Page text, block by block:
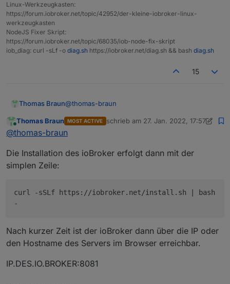
ssh sowie der Zeitzone (über die jeweilige
Hauptstadt gewählt).
individueller username sind vorgesehen. Dabei
sollte man sich jeweils auf Kleinbuchstaben und
Ziffern beschränken und keine Sonderzeichen
verwendet werden sollte 'root' oder 'iobroker'
RaspiConnect würde ich nicht verwenden,
Linux-Werkzeugkasten:
https://forum.iobroker.net/topic/42952/der-kleine-iobroker-linux-
werkzeugkasten
NodeJS Fixer Skript:
https://forum.iobroker.net/topic/68035/iob-node-fix-skript
iob_diag: curl -sLf -o diag.sh https://iobroker.net/diag.sh && bash diag.sh
15
Thomas Braun@thomas-braun
Jetzt stecken wir die SD-Karte in den Pi, starten
die Kiste und loggen uns mit dem zuvor
Terminal-Programm wie z. B. puTTY oder über
Per
bringen wir das System zunächst mal auf den
letzten Stand.
machen, damit Sicherheitslücken geschlossen
Online
Thomas Braun MOST ACTIVE schrieb am 27. Jan. 2022, 17:57
zuletzt editiert von Thomas Braun 1.
@thomas-braun
Die Installation des ioBroker erfolgt dann mit der
simplen Zeile:
curl -sSLf https://iobroker.net/install.sh | bash
-
Nach kurzer Zeit ist der ioBroker dann über die IP oder
den Hostname des Servers im Browser erreichbar.
IP.DES.IO.BROKER:8081